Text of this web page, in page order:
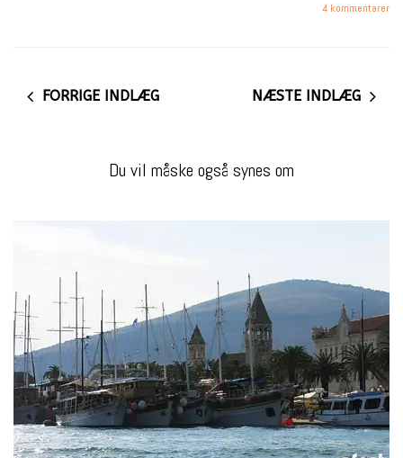
4 kommentarer
FORRIGE INDLÆG NÆSTE INDLÆG
Du vil måske også synes om